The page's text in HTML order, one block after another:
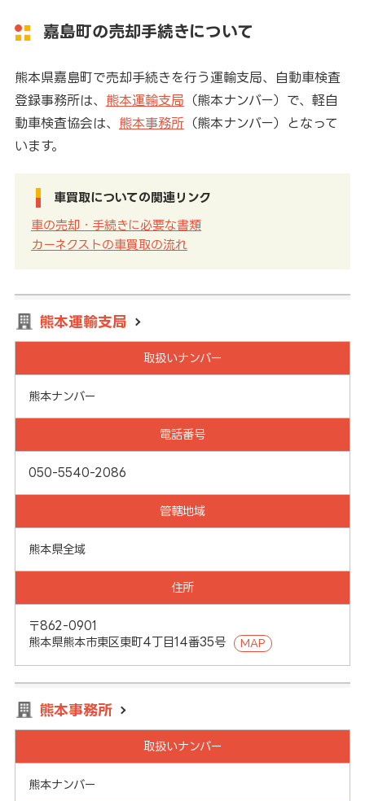
嘉島町の売却手続きについて
熊本県嘉島町で売却手続きを行う運輸支局、自動車検査
登録事務所は、 熊本運輸支局 （熊本ナンバー）で、軽自
動車検査協会は、 熊本事務所（熊本ナンバー）となって
います。
車買取についての関連リンク
車の売却・手続きに必要な書類
カーネクストの車買取の流れ
熊本運輸支局
取扱いナンバー
熊本ナンバー
電話番号
050-5540-2086
管轄地域
熊本県全域
住所
〒862-0901
熊本県熊本市東区東町4丁目14番35号
MAP
熊本事務所
取扱いナンバー
熊本ナンバー